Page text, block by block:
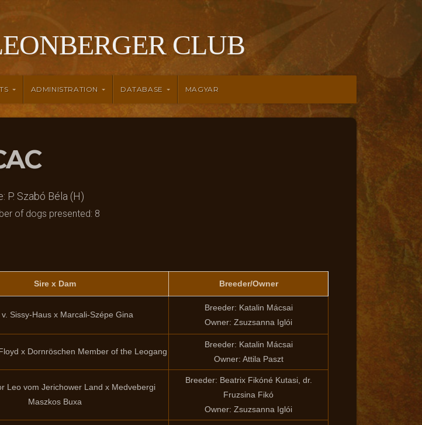
CLUB
ADMINISTRATION DATABASE MAGYAR
P. Szabó Béla (H)
of dogs presented: 8
Sire x Dam Breeder/Owner
Sissy-Haus x Marcali-Szépe Gina
Breeder: Katalin Mácsai
Owner: Zsuzsanna Iglói
x Dornröschen Member of the Leogang
Breeder: Katalin Mácsai
Owner: Attila Paszt
Leo vom Jerichower Land x Medvebergi
Maszkos Buxa
Breeder: Beatrix Fikóné Kutasi, dr.
Fruzsina Fikó
Owner: Zsuzsanna Iglói